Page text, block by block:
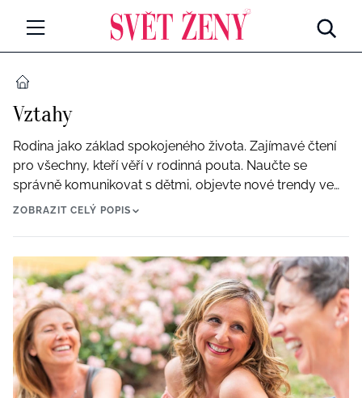
CELEBRITY
Všechny kategorie
Rozhovory
RETROHUBKY
PSYCHOLOGIE
Seberozvoj
ZDRAVÍ
Všechny kategorie
Životní styl
ZÁBAVA
Všechny kategorie
Testy a kvízy
BYDLENÍ
Všechny kategorie
Tvoření
BurdaMedia
Extra
DOMŮ
Vztahy
Rodina jako základ spokojeného života. Zajímavé čtení
pro všechny, kteří věří v rodinná pouta. Naučte se
správně komunikovat s dětmi, objevte nové trendy ve
výchově a přečtěte si názory odborníků.
ZOBRAZIT CELÝ POPIS